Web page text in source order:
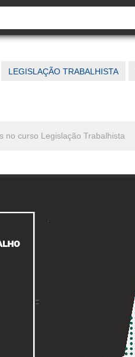
LEGISLAÇÃO TRABALHISTA
no curso Legislação Trabalhista